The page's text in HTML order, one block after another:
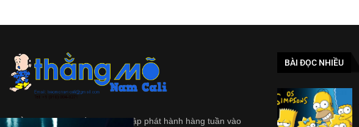
Thằng Mõlà tập tuần san độc lập phát hành hàng tuần vào
BÀI ĐỌC NHIỀU